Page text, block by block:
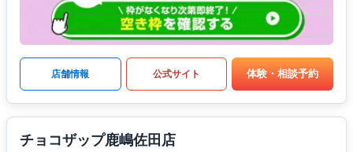
店舗情報 公式サイト 体験・相談予約
チョコザップ鹿嶋佐田店